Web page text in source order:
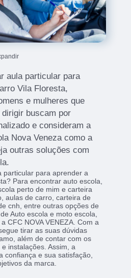
aula particular para
Vila Floresta,
e mulheres que
buscam por
e consideram a
Nova Veneza como a
outras soluções com
particular para aprender a
Para encontrar auto escola,
perto de mim e carteira
aulas de carro, carteira de
cnh, entre outras opções de
Auto escola e moto escola,
CFC NOVA VENEZA. Com a
tirar as suas dúvidas
além de contar com os
instalações. Assim, a
confiança e sua satisfação,
da marca.